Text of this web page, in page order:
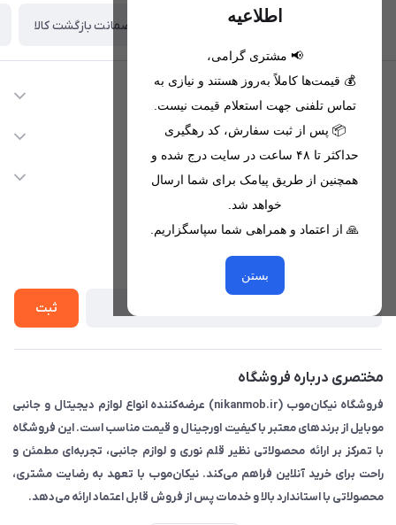
اطلاعیه
📢 مشتری گرامی،
💰 قیمت‌ها کاملاً به‌روز هستند و نیازی به
تماس تلفنی جهت استعلام قیمت نیست.
📦 پس از ثبت سفارش، کد رهگیری
حداکثر تا ۴۸ ساعت در سایت درج شده و
همچنین از طریق پیامک برای شما ارسال
خواهد شد.
🙏 از اعتماد و همراهی شما سپاسگزاریم.
بستن
تحویل اکسپرس(با هماهنگی) ضمانت بازگشت کالا
اطلاعات تماس
09221680256 - 09373782289
nikanmobstore@gmail.com
هرمزگان، بندرخمیر، شهرک رودبار
دسترسی سریع
لیست محصولات
خدمات مشتریان
حریم خصوصی
از جدید‌ترین تخفیف‌ها با‌ خبر شوید
ثبت
مختصری درباره فروشگاه
فروشگاه نیکان‌موب (nikanmob.ir) عرضه‌کننده انواع لوازم دیجیتال و جانبی
موبایل از برندهای معتبر با کیفیت اورجینال و قیمت مناسب است. این فروشگاه
با تمرکز بر ارائه محصولاتی نظیر قلم نوری و لوازم جانبی، تجربه‌ای مطمئن و
راحت برای خرید آنلاین فراهم می‌کند. نیکان‌موب با تعهد به رضایت مشتری،
محصولاتی با استاندارد بالا و خدمات پس از فروش قابل اعتماد ارائه می‌دهد.